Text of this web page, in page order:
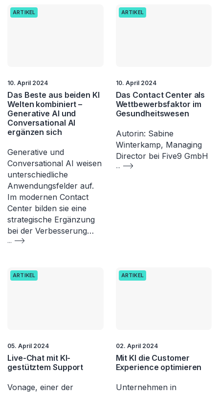
ARTIKEL
10. April 2024
Das Beste aus beiden KI
Welten kombiniert –
Generative AI und
Conversational AI
ergänzen sich
Generative und
Conversational AI weisen
unterschiedliche
Anwendungsfelder auf.
Im modernen Contact
Center bilden sie eine
strategische Ergänzung
bei der Verbesserung…
...
ARTIKEL
10. April 2024
Das Contact Center als
Wettbewerbsfaktor im
Gesundheitswesen
Autorin: Sabine
Winterkamp, Managing
Director bei Five9 GmbH
...
ARTIKEL
05. April 2024
Live-Chat mit KI-
gestütztem Support
Vonage, einer der
ARTIKEL
02. April 2024
Mit KI die Customer
Experience optimieren
Unternehmen in